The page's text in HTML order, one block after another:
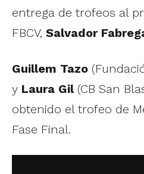
entrega de trofeos al
FBCV, Salvador
Guillem Tazo
y Laura Gil(CB San
obtenido el trofeo de
Fase Final.